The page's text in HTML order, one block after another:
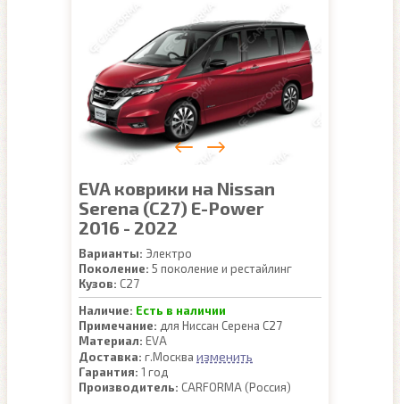
EVA коврики на Nissan
Serena (C27) E-Power
2016 - 2022
Варианты: Электро
Поколение: 5 поколение и рестайлинг
Кузов: C27
Наличие: Есть в наличии
Примечание: для Ниссан Серена С27
Материал: EVA
Доставка: г.Москва изменить
Гарантия: 1 год
Производитель: CARFORMA (Россия)